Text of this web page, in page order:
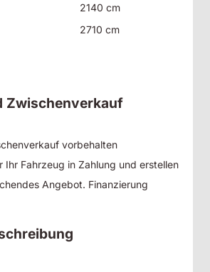
2140 cm
2710 cm
Zwischenverkauf
vorbehalten
Ihr Fahrzeug in Zahlung und erstellen
Angebot. Finanzierung